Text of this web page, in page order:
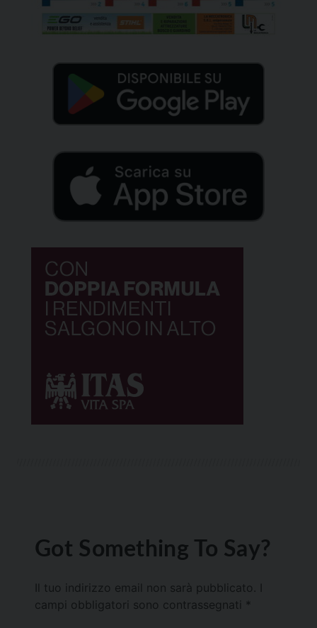
Got Something To Say?
Il tuo indirizzo email non sarà pubblicato.
campi obbligatori sono contrassegnati *